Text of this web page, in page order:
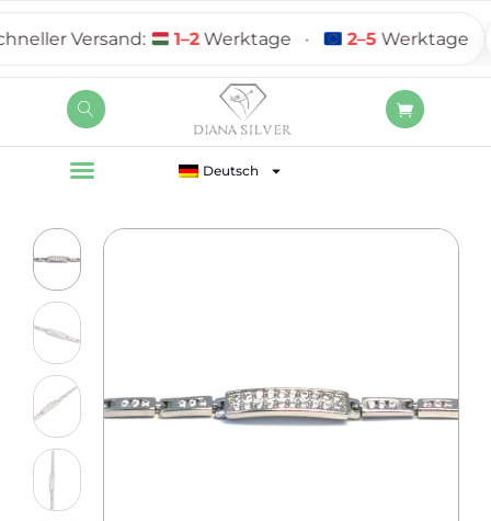
Deutsch
Versand: 1–2 Werktage • 2–5Werktage